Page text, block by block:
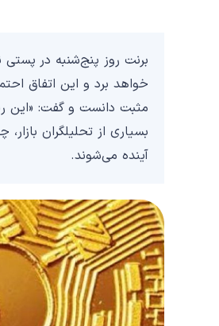
مثبت دانست و گفت: «این
بسیاری از تحلیلگران
آینده می‌شوند.